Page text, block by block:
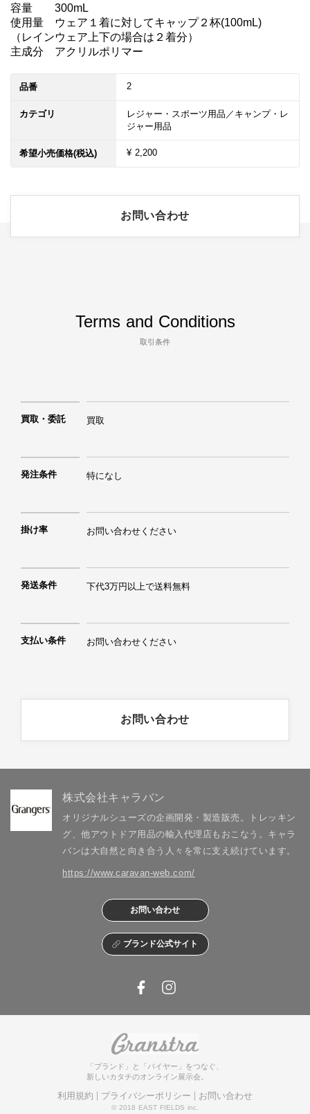
容量	300mL
使用量	ウェア１着に対してキャップ２杯(100mL)
（レインウェア上下の場合は２着分）
主成分	アクリルポリマー
品番 2
カテゴリ
レジャー・スポーツ用品／キャンプ・レ
ジャー用品
希望小売価格(税込) ¥ 2,200
お問い合わせ
Terms and Conditions
取引条件
買取・委託 買取
発注条件 特になし
掛け率 お問い合わせください
発送条件 下代3万円以上で送料無料
支払い条件 お問い合わせください
お問い合わせ
株式会社キャラバン
オリジナルシューズの企画開発・製造販売。トレッキン
グ、他アウトドア用品の輸入代理店もおこなう。キャラ
バンは大自然と向き合う人々を常に支え続けています。
https://www.caravan-web.com/
お問い合わせ
ブランド公式サイト
「ブランド」と「バイヤー」をつなぐ、
新しいカタチのオンライン展示会。
利用規約 プライバシーポリシー お問い合わせ
© 2018 EAST FIELDS inc.